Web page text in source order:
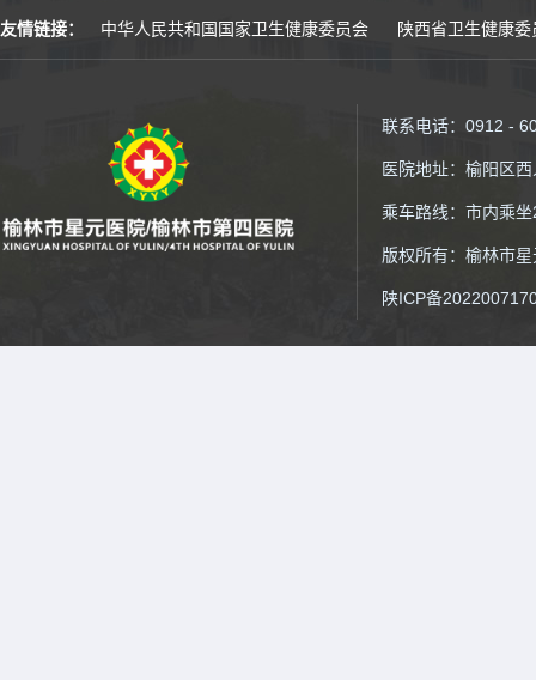
友情链接： 中华人民共和国国家卫生健康委员会 陕西省卫生健康委
联系电话：0912 -
医院地址：榆阳区
乘车路线：市内乘
版权所有：榆林市
陕ICP备